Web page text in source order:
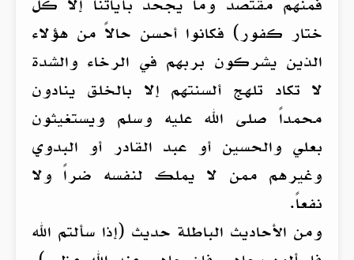
ختار كفور) فكانوا أحسن حالاً من هؤلاء
الذين يشركون بربهم في الرخاء والشدة
لا تكاد تلهج ألسنتهم إلا بالخلق ينادون
محمداً صلى الله عليه وسلم ويستغيثون
بعلي والحسين أو عبد القادر أو البدوي
وغيرهم ممن لا يملك لنفسه ضراً ولا
نفعاً.
ومن الأحاديث الباطلة حديث (إذا سألتم الله